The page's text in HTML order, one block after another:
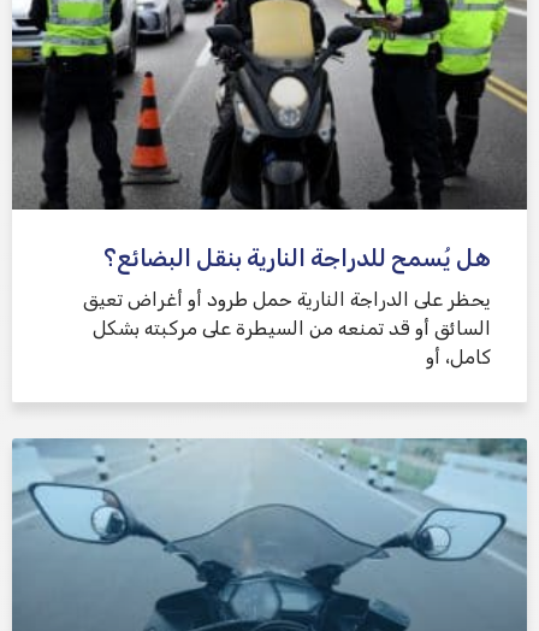
هل يُسمح للدراجة النارية بنقل البضائع؟
يحظر على الدراجة النارية حمل طرود أو أغراض تعيق
السائق أو قد تمنعه من السيطرة على مركبته بشكل
كامل، أو